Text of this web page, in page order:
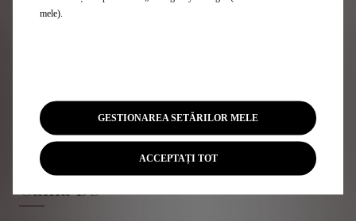
aveam înainte, așa că va dura ceva timp să mă
obișnuiesc cu noul sistem, dar odată ce am toate
Gama DS
mele).
GESTIONAREA SETĂRILOR MELE
ACCEPTAȚI TOT